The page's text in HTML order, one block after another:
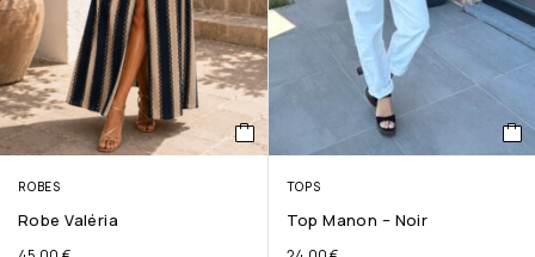
ROBES
Robe Valéria
TOPS
Top Manon – Noir